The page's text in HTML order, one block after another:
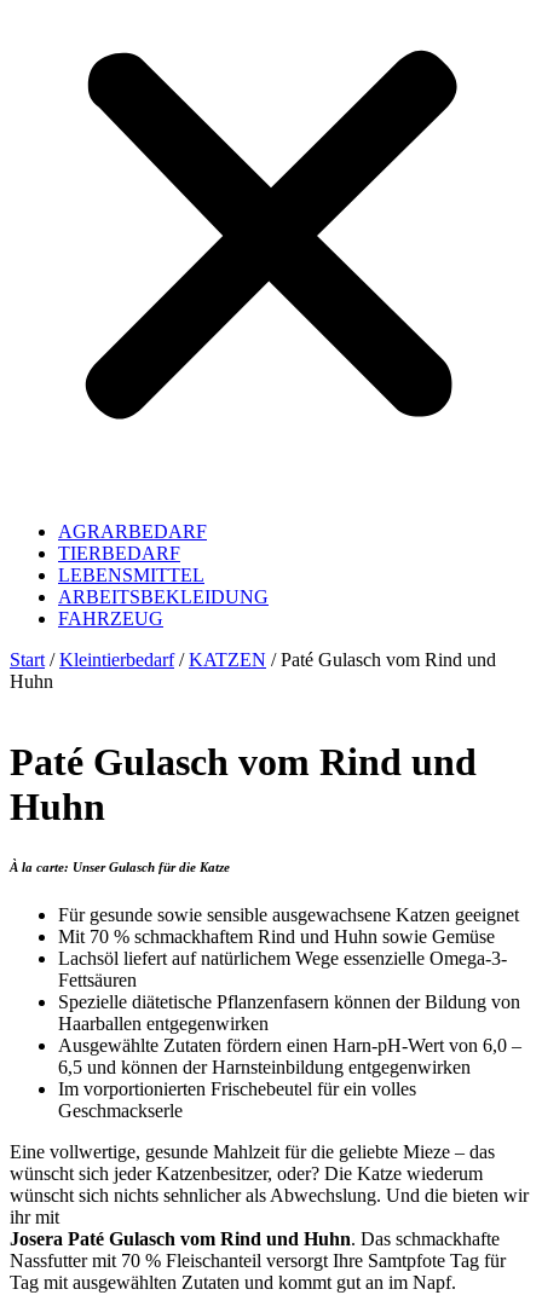
AGRARBEDARF
TIERBEDARF
LEBENSMITTEL
ARBEITSBEKLEIDUNG
FAHRZEUG
Start /Kleintierbedarf/KATZEN / Paté Gulasch vom Rind und
Huhn
Paté Gulasch vom Rind und
Huhn
À la carte: Unser Gulasch für die Katze
Für gesunde sowie sensible ausgewachsene Katzen geeignet
Mit 70 % schmackhaftem Rind und Huhn sowie Gemüse
Lachsöl liefert auf natürlichem Wege essenzielle Omega-3-
Fettsäuren
Spezielle diätetische Pflanzenfasern können der Bildung von
Haarballen entgegenwirken
Ausgewählte Zutaten fördern einen Harn-pH-Wert von 6,0 –
6,5 und können der Harnsteinbildung entgegenwirken
Im vorportionierten Frischebeutel für ein volles
Geschmackserle
Eine vollwertige, gesunde Mahlzeit für die geliebte Mieze – das
wünscht sich jeder Katzenbesitzer, oder? Die Katze wiederum
wünscht sich nichts sehnlicher als Abwechslung. Und die bieten wir
ihr mit
Josera Paté Gulasch vom Rind und Huhn. Das schmackhafte
Nassfutter mit 70 % Fleischanteil versorgt Ihre Samtpfote Tag für
Tag mit ausgewählten Zutaten und kommt gut an im Napf.